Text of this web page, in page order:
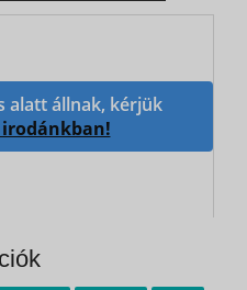
alatt állnak, kérjük